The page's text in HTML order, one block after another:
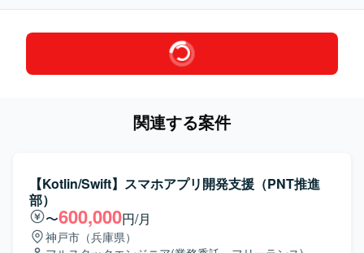
関連する案件
【Kotlin/Swift】スマホアプリ開発支援（PNT推進
部）
〜600,000円/月
神戸市（兵庫県）